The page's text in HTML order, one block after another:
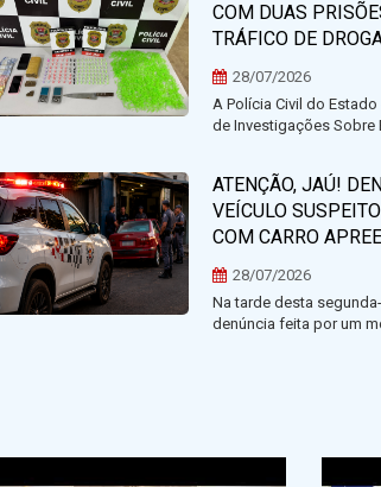
COM DUAS
TRÁFICO DE
28/07/2026
A Polícia Civil do
de Investigações Sobre
ATENÇÃO, JAÚ!
VEÍCULO
COM CARRO
28/07/2026
Na tarde desta
denúncia feita por um